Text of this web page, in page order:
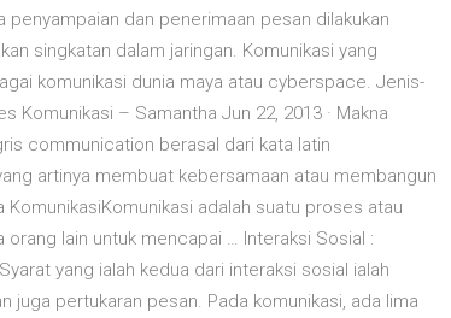
dan penerimaan pesan dilakukan
singkatan dalam jaringan. Komunikasi yang
komunikasi dunia maya atau cyberspace. Jenis-
Komunikasi – Samantha Jun 22, 2013 · Makna
communication berasal dari kata latin
artinya membuat kebersamaan atau membangun
adalah suatu proses atau
lain untuk mencapai … Interaksi Sosial :
yang ialah kedua dari interaksi sosial ialah
juga pertukaran pesan. Pada komunikasi, ada lima